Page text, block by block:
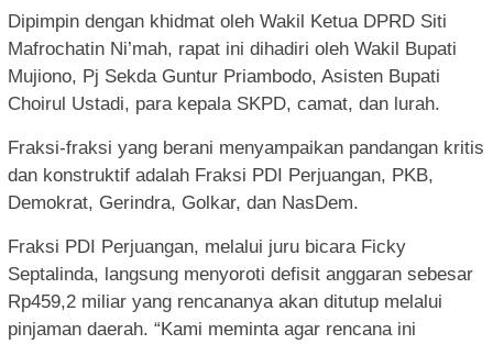
Dipimpin dengan khidmat oleh Wakil Ketua DPRD Siti
Mafrochatin Ni’mah, rapat ini dihadiri oleh Wakil Bupati
Mujiono, Pj Sekda Guntur Priambodo, Asisten Bupati
Choirul Ustadi, para kepala SKPD, camat, dan lurah.
Fraksi-fraksi yang berani menyampaikan pandangan kritis
dan konstruktif adalah Fraksi PDI Perjuangan, PKB,
Demokrat, Gerindra, Golkar, dan NasDem.
Fraksi PDI Perjuangan, melalui juru bicara Ficky
Septalinda, langsung menyoroti defisit anggaran sebesar
Rp459,2 miliar yang rencananya akan ditutup melalui
pinjaman daerah. “Kami meminta agar rencana ini